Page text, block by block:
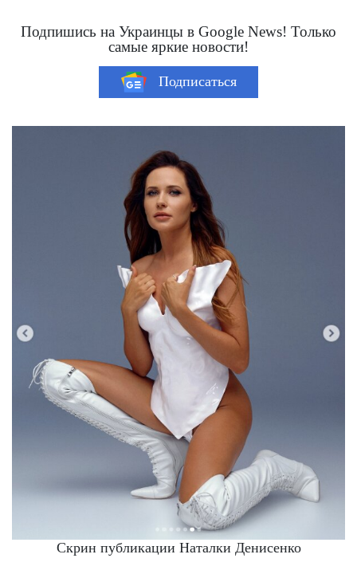
Подпишись на Украинцы в Google News! Только
самые яркие новости!
Подписаться
Скрин публикации Наталки Денисенко